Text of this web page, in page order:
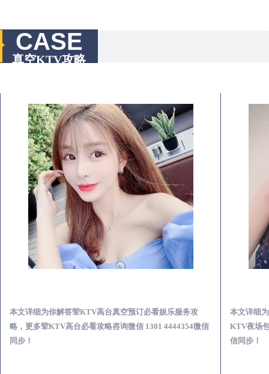
CASE
真空KTV攻略
本文详细为你解答荤KTV高台真空预订必看娱乐服务攻
略，更多荤KTV高台必看攻略咨询微信 1301 4444354微信
同步！
本文详细
KTV夜场
信同步！